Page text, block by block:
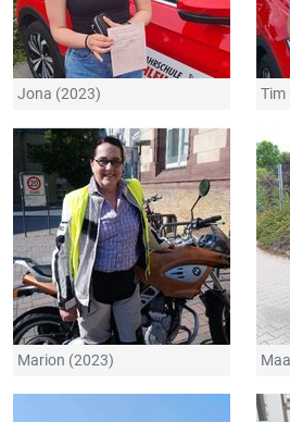
Jona (2023) Tim
Marion (2023)